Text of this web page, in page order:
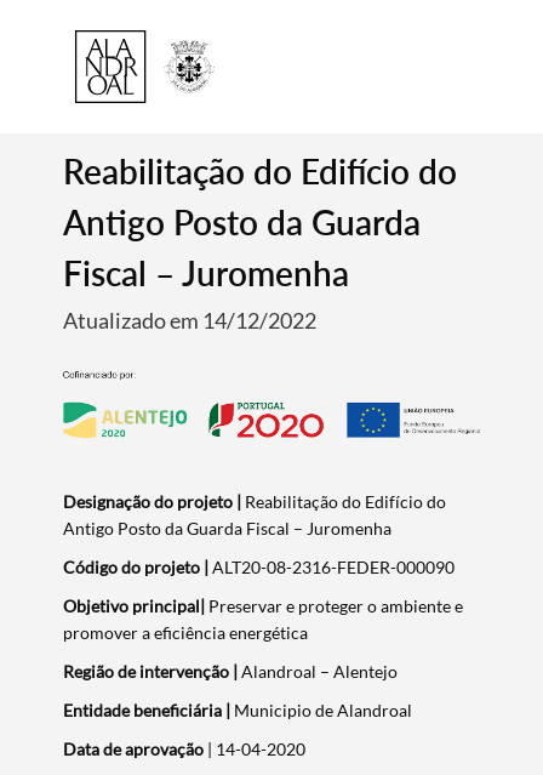
Reabilitação do Edifício do
Antigo Posto da Guarda
Fiscal – Juromenha
Atualizado em 14/12/2022
Designação do projeto | Reabilitação do Edifício do
Antigo Posto da Guarda Fiscal – Juromenha
Código do projeto | ALT20-08-2316-FEDER-000090
Objetivo principal| Preservar e proteger o ambiente e
promover a eficiência energética
Região de intervenção | Alandroal – Alentejo
Entidade beneficiária | Municipio de Alandroal
Data de aprovação | 14-04-2020